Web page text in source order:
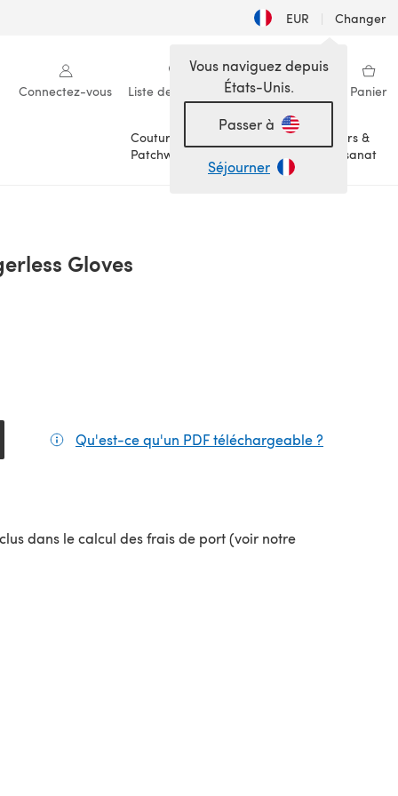
EUR | Changer
Connectez-vous Liste de souhaits Ma bibliothèque Panier
Couture &
Patchwork
Loisirs &
Artisanat
Vous naviguez depuis
États-Unis.
Passer à
Séjourner
Gloves
onglet) Qu'est-ce qu'un PDF téléchargeable ?
dans le calcul des frais de port (voir notre
onglet)